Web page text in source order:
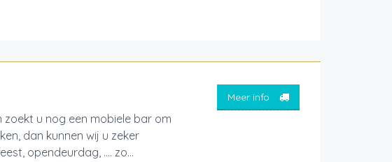
u nog een mobiele bar om
dan kunnen wij u zeker
opendeurdag, …. zo...
Meer info